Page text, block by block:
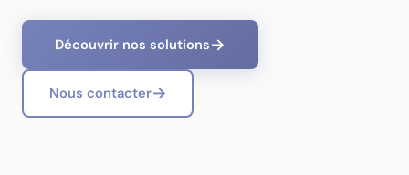
Découvrir nos solutions
Nous contacter